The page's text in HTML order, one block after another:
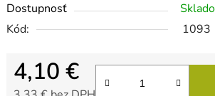
Dostupnosť
Kód:
1093
4,10 €